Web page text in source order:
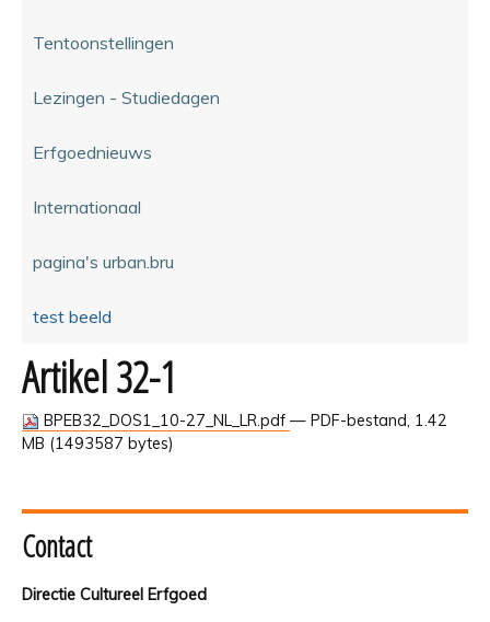
Tentoonstellingen
Lezingen - Studiedagen
Erfgoednieuws
Internationaal
pagina's urban.bru
test beeld
Artikel 32-1
BPEB32_DOS1_10-27_NL_LR.pdf — PDF-bestand, 1.42
MB (1493587 bytes)
Contact
Directie Cultureel Erfgoed